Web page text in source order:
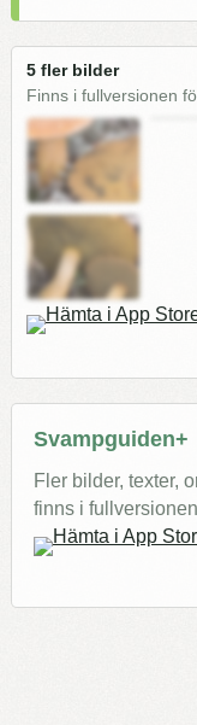
5 fler bilder
Finns i fullversionen
Svampguiden+
Fler bilder, texter,
finns i